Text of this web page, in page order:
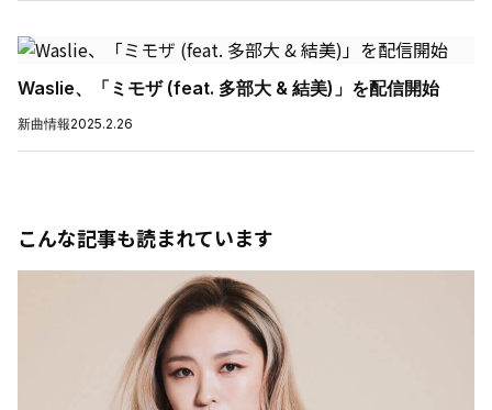
Waslie、「ミモザ (feat. 多部大 & 結美)」を配信開始
新曲情報2025.2.26
こんな記事も読まれています